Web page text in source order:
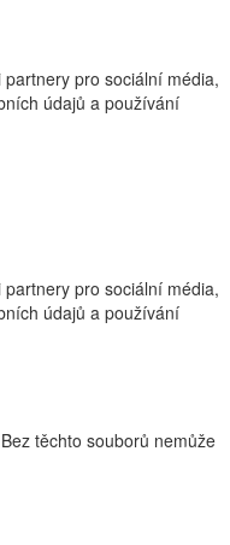
pro sociální média,
údajů a používání
pro sociální média,
údajů a používání
těchto souborů nemůže